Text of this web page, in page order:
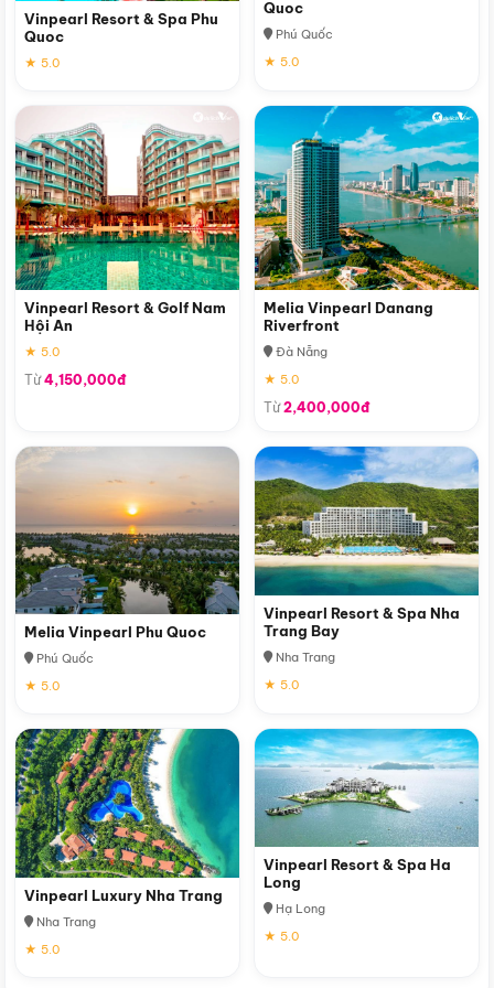
Vinpearl Resort & Spa Phu
Quoc
★ 5.0
Quoc
Phú Quốc
★ 5.0
Vinpearl Resort & Golf Nam
Hội An
★ 5.0
Từ4,150,000đ
Melia Vinpearl Danang
Riverfront
Đà Nẵng
★ 5.0
Từ2,400,000đ
Melia Vinpearl Phu Quoc
Phú Quốc
★ 5.0
Vinpearl Resort & Spa Nha
Trang Bay
Nha Trang
★ 5.0
Vinpearl Luxury Nha Trang
Nha Trang
★ 5.0
Vinpearl Resort & Spa Ha
Long
Hạ Long
★ 5.0